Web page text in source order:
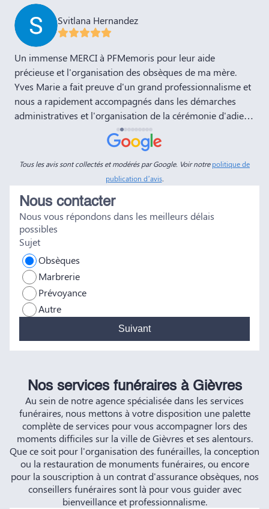
Svitlana Hernandez
Un immense MERCI à PFMemoris pour leur aide
précieuse et l'organisation des obsèques de ma mère.
Yves Marie a fait preuve d'un grand professionnalisme et
nous a rapidement accompagnés dans les démarches
administratives et l'organisation de la cérémonie d'adieu.
Nous souhaitons à votre entreprise prospérité et succès
et la recommandons vivement à tous nos amis et
connaissances. Dans ces moments de deuil, des
personnes comme Yves Marie et Dimitry sont d'un grand
réconfort, et c'est un véritable soulagement de savoir que
tout a été fait dans les règles. Tous nos vœux de réussite à
vous et à vos futurs clients. Cordialement famille
HERNANDEZ
Tous les avis sont collectés et modérés par Google. Voir notrepolitique de
publication d’avis.
Nous contacter
Nous vous répondons dans les meilleurs délais
possibles
Sujet
Obsèques
Marbrerie
Prévoyance
Autre
Suivant
Nos services funéraires à Gièvres
Au sein de notre agence spécialisée dans les services
funéraires, nous mettons à votre disposition une palette
complète de services pour vous accompagner lors des
moments difficiles sur la ville de Gièvres et ses alentours.
Que ce soit pour l'organisation des funérailles, la conception
ou la restauration de monuments funéraires, ou encore
pour la souscription à un contrat d'assurance obsèques, nos
conseillers funéraires sont là pour vous guider avec
bienveillance et professionnalisme.